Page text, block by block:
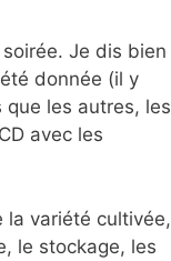
Je dis bien
donnée (il y
les autres, les
avec les
la variété cultivée,
le stockage, les